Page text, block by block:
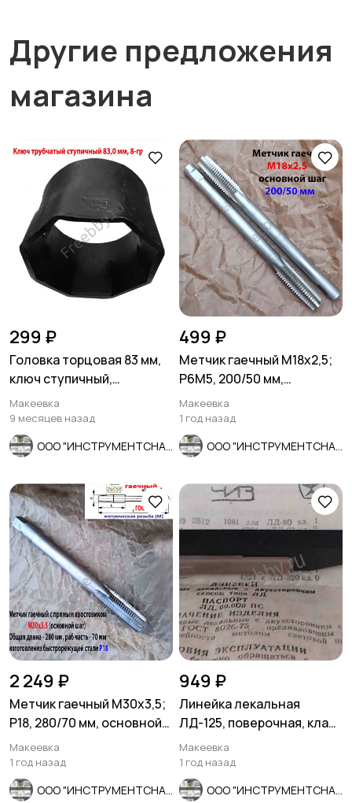
Другие предложения
магазина
299 ₽
Головка торцовая 83 мм,
ключ ступичный,
трубчатый, 8-гр, СССР.
Макеевка
9 месяцев назад
499 ₽
Метчик гаечный М18х2,5;
Р6М5, 200/50 мм,
длинный, основной шаг,
СССР.
Макеевка
1 год назад
2 249 ₽
Метчик гаечный М30х3,5;
Р18, 280/70 мм, основной
шаг, 2640-0337, СССР
Макеевка
1 год назад
949 ₽
Линейка лекальная
ЛД-125, поверочная, класс
0, ГОСТ 8026-75, СССР.
Макеевка
1 год назад